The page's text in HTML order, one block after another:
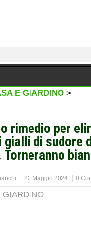
E GIARDINO >
rimedio per
gialli di sudore
23 Maggio 2024 0
GIARDINO